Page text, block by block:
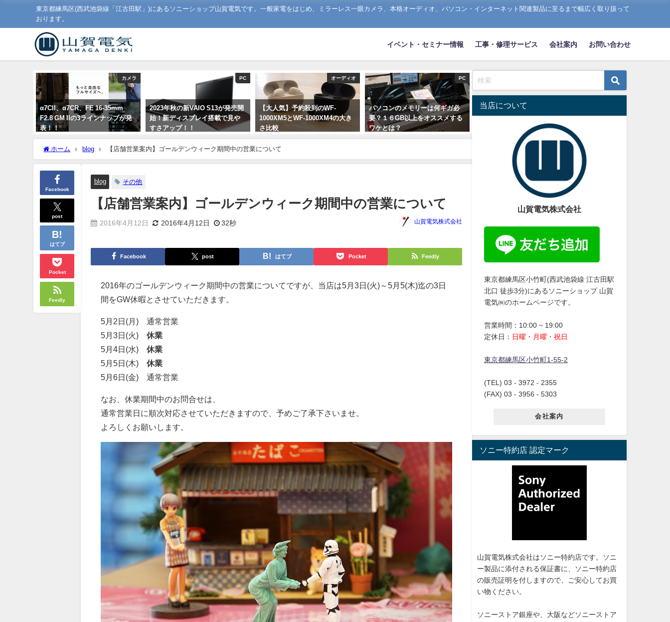
東京都練馬区(西武池袋線「江古田駅」)にあるソニーショップ山賀電気です。一般家電をはじめ、ミラーレス一眼カメラ、本格オーディオ、パソコン・インターネット関連製品に至るまで幅広く取り扱って
おります。
イベント・セミナー情報 工事・修理サービス 会社案内 お問い合わせ
カメラ
α7CII、α7CR、FE 16-35mm
F2.8 GM IIの3ラインナップが発
表！！
PC
2023年秋の新VAIO S13が発売開
始！新ディスプレイ搭載で見や
すさアップ！！
オーディオ
【大人気】予約殺到のWF-
1000XM5とWF-1000XM4の大き
さ比較
PC
パソコンのメモリーは何ギガ必
要？１６GB以上をオススメする
ワケとは？
ホーム blog 【店舗営業案内】ゴールデンウィーク期間中の営業について
Facebook
post
はてブ
Pocket
Feedly
blog その他
【店舗営業案内】ゴールデンウィーク期間中の営業について
2016年4月12日 2016年4月12日 32秒 山賀電気株式会社
Facebook post はてブ Pocket Feedly
2016年のゴールデンウィーク期間中の営業についてですが、当店は5月3日(火)～5月5(木)迄の3日
間をGW休暇とさせていただきます。
5月2日(月) 通常営業
5月3日(火)休業
5月4日(水)休業
5月5日(木)休業
5月6日(金) 通常営業
なお、休業期間中のお問合せは、
通常営業日に順次対応させていただきますので、予めご了承下さいませ。
よろしくお願いします。
当店について
山賀電気株式会社
東京都練馬区小竹町(西武池袋線 江古田駅
北口 徒歩3分)にあるソニーショップ 山賀
電気㈱のホームページです。
営業時間：10:00 ~ 19:00
定休日： 日曜・月曜・祝日
東京都練馬区小竹町1-55-2
(TEL) 03 - 3972 - 2355
(FAX) 03 - 3956 - 5303
会社案内
ソニー特約店 認定マーク
山賀電気株式会社はソニー特約店です。ソニ
ー製品に添付される保証書に、ソニー特約店
の販売証明を付しますので、ご安心してお買
い物ください。
ソニーストア銀座や、大阪などソニーストア